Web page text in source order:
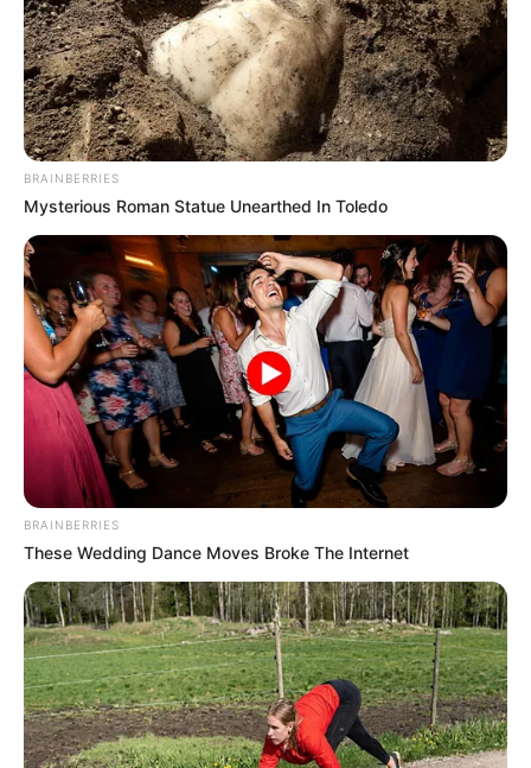
BRAINBERRIES
Mysterious Roman Statue Unearthed In Toledo
BRAINBERRIES
These Wedding Dance Moves Broke The Internet